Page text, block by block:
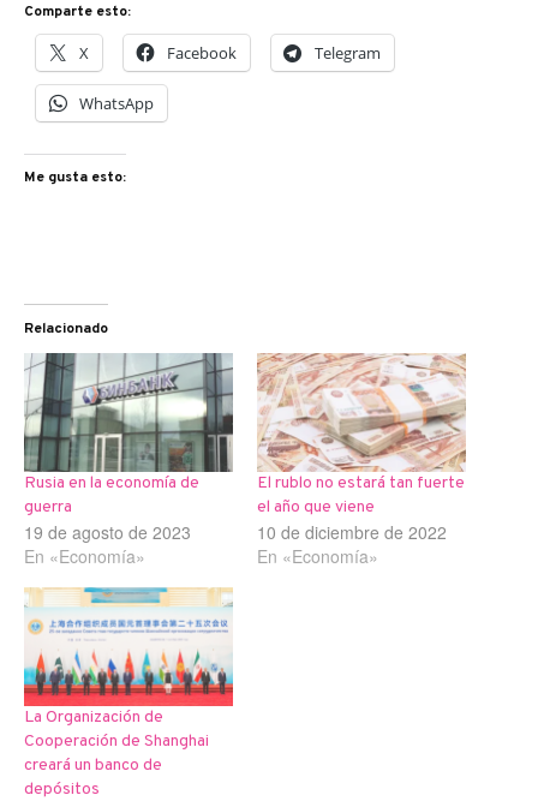
Comparte esto:
X Facebook Telegram
WhatsApp
Me gusta esto:
Relacionado
Rusia en la economía de
guerra
19 de agosto de 2023
En «Economía»
El rublo no estará tan fuerte
el año que viene
10 de diciembre de 2022
En «Economía»
La Organización de
Cooperación de Shanghai
creará un banco de
depósitos